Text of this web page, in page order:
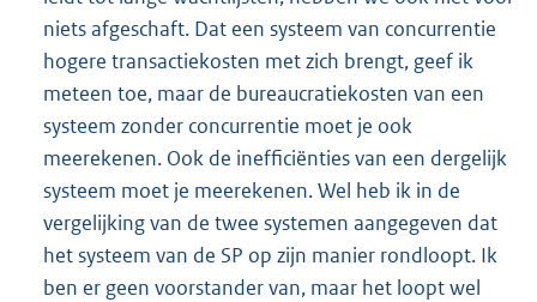
niets afgeschaft. Dat een systeem van concurrentie
hogere transactiekosten met zich brengt, geef ik
meteen toe, maar de bureaucratiekosten van een
systeem zonder concurrentie moet je ook
meerekenen. Ook de inefficiënties van een dergelijk
systeem moet je meerekenen. Wel heb ik in de
vergelijking van de twee systemen aangegeven dat
het systeem van de SP op zijn manier rondloopt. Ik
ben er geen voorstander van, maar het loopt wel